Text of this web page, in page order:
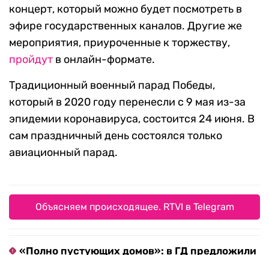
концерт, который можно будет посмотреть в
эфире государственных каналов. Другие же
мероприятия, приуроченные к торжеству,
пройдут в онлайн-формате.
Традиционный военный парад Победы,
который в 2020 году перенесли с 9 мая из-за
эпидемии коронавируса, состоится 24 июня. В
сам праздничный день состоялся только
авиационный парад.
Объясняем происходящее. RTVI в Telegram
«Полно пустующих домов»: в ГД предложили